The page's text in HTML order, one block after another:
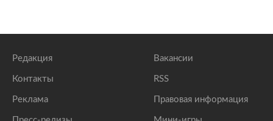
Редакция
Контакты
Реклама
Вакансии
RSS
Правовая информация